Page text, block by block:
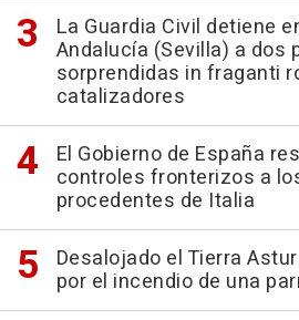
La Guardia Civil detiene
Andalucía (Sevilla) a dos
sorprendidas in fraganti
catalizadores
El Gobierno de España
controles fronterizos a
procedentes de Italia
Desalojado el Tierra
por el incendio de una